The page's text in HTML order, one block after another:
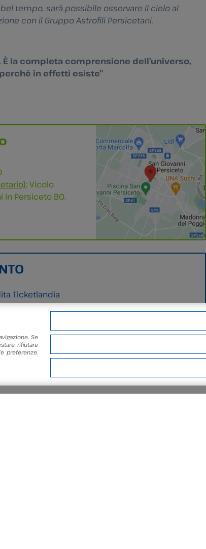
tempo, sarà possibile osservare il cielo al
con il Gruppo Astrofili Persicetani.
la completa comprensione dell’universo,
in effetti esiste”
: Vicolo
in Persiceto BO,
Ticketlandia
Ticketlandia
Biglietteria online
Se
rifiutare
preferenze.